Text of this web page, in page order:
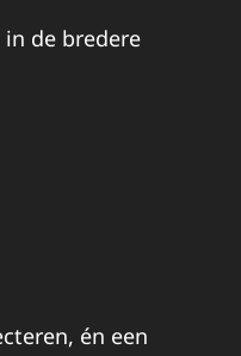
de bredere
én een